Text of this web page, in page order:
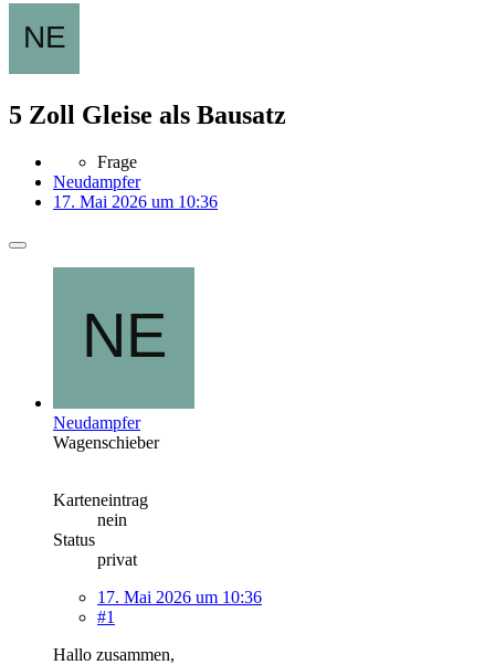
5 Zoll Gleise als Bausatz
Frage
Neudampfer
17. Mai 2026 um 10:36
Neudampfer
Wagenschieber
Karteneintrag
nein
Status
privat
17. Mai 2026 um 10:36
#1
Hallo zusammen,